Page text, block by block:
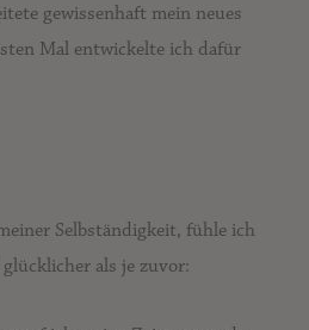
gewissenhaft mein neues
Mal entwickelte ich dafür
Selbständigkeit, fühle ich
als je zuvor: